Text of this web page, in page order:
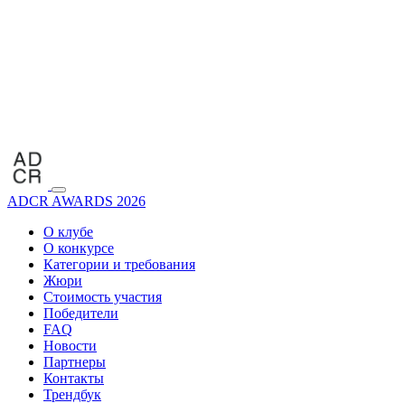
ADCR AWARDS 2026
О клубе
О конкурсе
Категории и требования
Жюри
Стоимость участия
Победители
FAQ
Новости
Партнеры
Контакты
Трендбук